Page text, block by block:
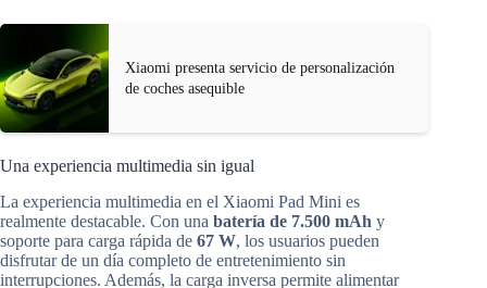
Xiaomi presenta servicio de personalización
de coches asequible
Una experiencia multimedia sin igual
La experiencia multimedia en el Xiaomi Pad Mini es
realmente destacable. Con una batería de 7.500 mAh y
soporte para carga rápida de 67 W, los usuarios pueden
disfrutar de un día completo de entretenimiento sin
interrupciones. Además, la carga inversa permite alimentar